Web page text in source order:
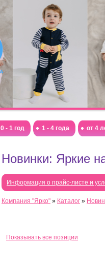
от 4
1 - 4 года
0 - 1 год
Новинки: Яркие
Информация о прайс-листе и
Компания "Ярко" » Каталог »
Показывать все позиции